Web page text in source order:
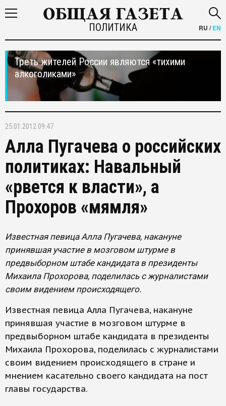
ПОЛИТИКА RU /EN
Треть жителей России являются «тихими
алкоголиками»
25.01.2012 09:47
Алла Пугачева о российских
политиках: Навальный
«рвется к власти», а
Прохоров «мямля»
Известная певица Алла Пугачева, накануне
принявшая участие в мозговом штурме в
предвыборном штабе кандидата в президенты
Михаила Прохорова, поделилась с журналистами
своим видением происходящего.
Известная певица Алла Пугачева, накануне
принявшая участие в мозговом штурме в
предвыборном штабе кандидата в президенты
Михаила Прохорова, поделилась с журналистами
своим видением происходящего в стране и
мнением касательно своего кандидата на пост
главы государства.